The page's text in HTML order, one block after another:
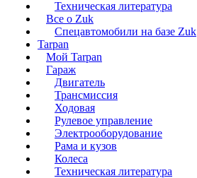
Техническая литература
Все о Zuk
Спецавтомобили на базе Zuk
Tarpan
Мой Tarpan
Гараж
Двигатель
Трансмиссия
Ходовая
Рулевое управление
Электрооборудование
Рама и кузов
Колеса
Техническая литература